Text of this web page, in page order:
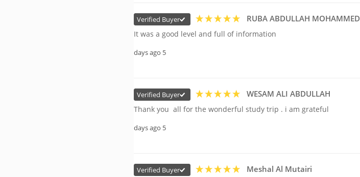
RUBA ABDULLAH MOHAMMED
Verified Buyer
It was a good level and full of information
5 days ago
WESAM ALI ABDULLAH
Verified Buyer
Thank you  all for the wonderful study trip . i am grateful
5 days ago
Meshal Al Mutairi
Verified Buyer